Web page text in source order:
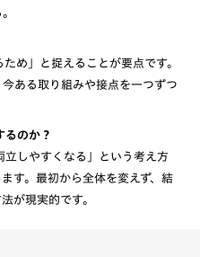
め」と捉えることが要点です。
ある取り組みや接点を一つずつ
るのか？
立しやすくなる」という考え方
す。最初から全体を変えず、結